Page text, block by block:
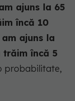
ajuns la 65
încă 10
ajuns la
trăim încă 5
probabilitate,